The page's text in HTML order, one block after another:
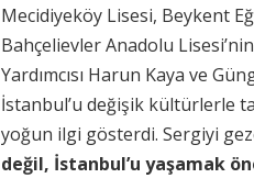
Mecidiyeköy Lisesi, Beykent
Bahçelievler Anadolu
Yardımcısı Harun Kaya ve
İstanbul’u değişik kültürlerle
yoğun ilgi gösterdi. Sergiyi
değil, İstanbul’u yaşamak